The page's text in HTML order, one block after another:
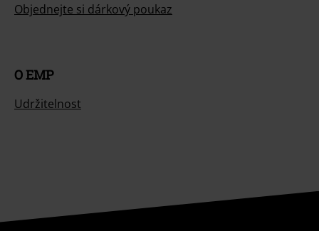
Objednejte si dárkový poukaz
O EMP
Udržitelnost